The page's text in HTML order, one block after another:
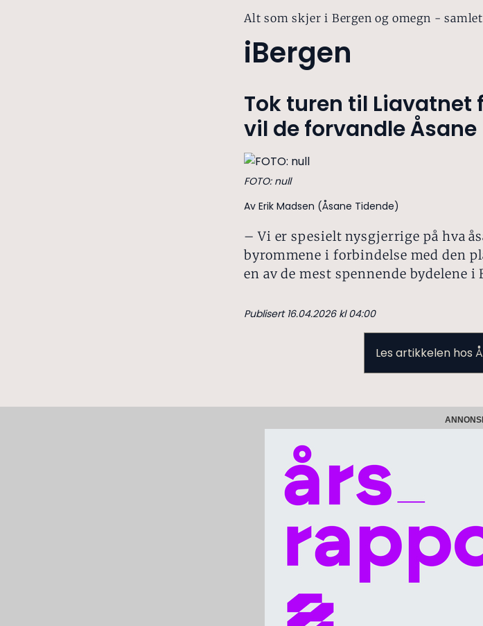
Alt som skjer i Bergen og omegn -
iBergen
Tok turen til Liavatnet
vil de forvandle Åsane
FOTO: null
Av Erik Madsen (Åsane Tidende)
– Vi er spesielt nysgjerrige på hva
byrommene i forbindelse med den
en av de mest spennende bydelene i
Publisert 16.04.2026 kl 04:00
Les artikkelen hos